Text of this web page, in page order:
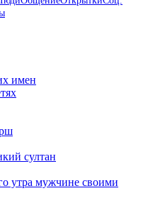
имен
султан
утра мужчине своими